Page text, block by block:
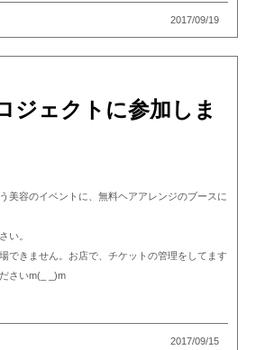
2017/09/19
ジェクトに参加しま
美容のイベントに、無料ヘアアレンジのブースに
い。
できません。お店で、チケットの管理をしてます
さいm(_ _)m
2017/09/15